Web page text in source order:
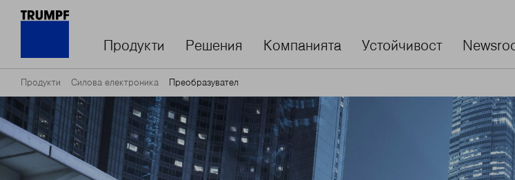
Продукти Решения Компанията Устойчивост
Продукти Силова електроника Преобразувател